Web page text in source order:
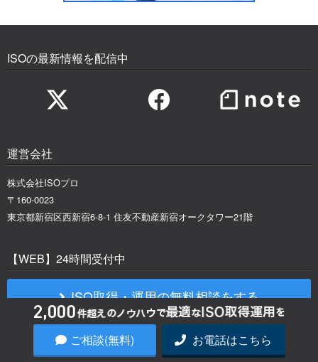
ISOの最新情報を配信中
運営会社
株式会社ISOプロ
〒160-0023
東京都新宿区西新宿6-8-1 住友不動産新宿オークタワー21階
【WEB】24時間受付中
ISO取得・運用の無料相談をする
規格別コラム一覧
ご相談(無料) お電話はこちら